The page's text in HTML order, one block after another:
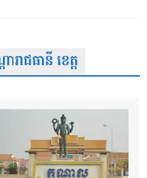
ាជធានី ខេត្ត